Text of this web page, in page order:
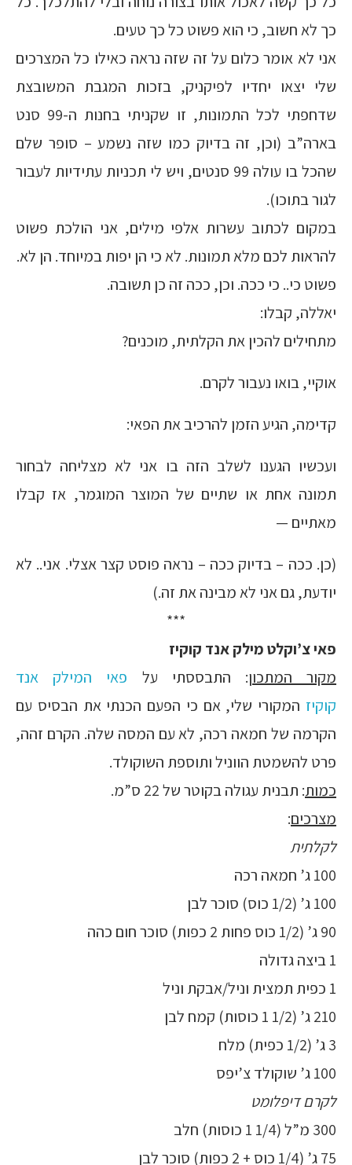
כך לא חשוב, כי הוא פשוט כל כך טעים.
אני לא אומר כלום על זה שזה נראה כאילו כל המצרכים
שלי יצאו יחדיו לפיקניק, בזכות המגבת המשובצת
שדחפתי לכל התמונות, זו שקניתי בחנות ה-99 סנט
בארה”ב (וכן, זה בדיוק כמו שזה נשמע – סופר שלם
שהכל בו עולה 99 סנטים, ויש לי תכניות עתידיות לעבור
לגור בתוכו).
במקום לכתוב עשרות אלפי מילים, אני הולכת פשוט
להראות לכם מלא תמונות. לא כי הן יפות במיוחד. הן לא.
פשוט כי.. כי ככה. וכן, ככה זה כן תשובה.
יאללה, קבלו:
מתחילים להכין את הקלתית, מוכנים?
אוקיי, בואו נעבור לקרם.
קדימה, הגיע הזמן להרכיב את הפאי:
ועכשיו הגענו לשלב הזה בו אני לא מצליחה לבחור
תמונה אחת או שתיים של המוצר המוגמר, אז קבלו
מאתיים —
(כן. ככה – בדיוק ככה – נראה פוסט קצר אצלי. אני.. לא
יודעת, גם אני לא מבינה את זה.)
***
פאי צ’וקלט מילק אנד קוקיז
מקור המתכון: התבססתי על פאי המילק אנד
קוקיז המקורי שלי, אם כי הפעם הכנתי את הבסיס עם
הקרמה של חמאה רכה, לא עם המסה שלה. הקרם זהה,
פרט להשמטת הווניל ותוספת השוקולד.
כמות: תבנית עגולה בקוטר של 22 ס”מ.
מצרכים:
לקלתית
100 ג’ חמאה רכה
100 ג’ (1/2 כוס) סוכר לבן
90 ג’ (1/2 כוס פחות 2 כפות) סוכר חום כהה
1 ביצה גדולה
1 כפית תמצית וניל/אבקת וניל
210 ג’ (1/2 1 כוסות) קמח לבן
3 ג’ (1/2 כפית) מלח
100 ג’ שוקולד צ’יפס
לקרם דיפלומט
300 מ”ל (1/4 1 כוסות) חלב
75 ג’ (1/4 כוס + 2 כפות) סוכר לבן